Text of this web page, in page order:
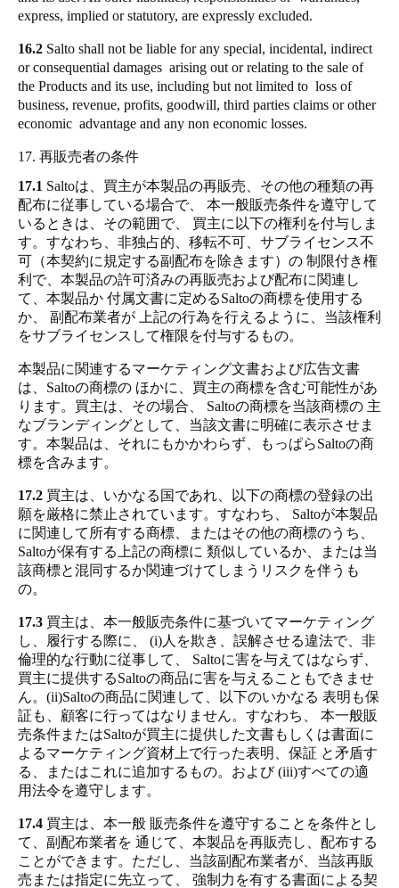
express, implied or statutory, are expressly excluded.
16.2 Salto shall not be liable for any special, incidental, indirect
or consequential damages arising out or relating to the sale of
the Products and its use, including but not limited to loss of
business, revenue, profits, goodwill, third parties claims or other
economic advantage and any non economic losses.
17. 再販売者の条件
17.1 Saltoは、買主が本製品の再販売、その他の種類の再
配布に従事している場合で、 本一般販売条件を遵守して
いるときは、その範囲で、 買主に以下の権利を付与しま
す。すなわち、非独占的、移転不可、サブライセンス不
可（本契約に規定する副配布を除きます）の 制限付き権
利で、本製品の許可済みの再販売および配布に関連し
て、本製品か 付属文書に定めるSaltoの商標を使用する
か、 副配布業者が 上記の行為を行えるように、当該権利
をサブライセンスして権限を付与するもの。
本製品に関連するマーケティング文書および広告文書
は、Saltoの商標の ほかに、買主の商標を含む可能性があ
ります。買主は、その場合、 Saltoの商標を当該商標の 主
なブランディングとして、当該文書に明確に表示させま
す。本製品は、それにもかかわらず、もっぱらSaltoの商
標を含みます。
17.2 買主は、いかなる国であれ、以下の商標の登録の出
願を厳格に禁止されています。すなわち、 Saltoが本製品
に関連して所有する商標、またはその他の商標のうち、
Saltoが保有する上記の商標に 類似しているか、または当
該商標と混同するか関連づけてしまうリスクを伴うも
の。
17.3 買主は、本一般販売条件に基づいてマーケティング
し、履行する際に、 (i)人を欺き、誤解させる違法で、非
倫理的な行動に従事して、 Saltoに害を与えてはならず、
買主に提供するSaltoの商品に害を与えることもできませ
ん。(ii)Saltoの商品に関連して、以下のいかなる 表明も保
証も、顧客に行ってはなりません。すなわち、 本一般販
売条件またはSaltoが買主に提供した文書もしくは書面に
よるマーケティング資材上で行った表明、保証 と矛盾す
る、またはこれに追加するもの。および (iii)すべての適
用法令を遵守します。
17.4 買主は、本一般 販売条件を遵守することを条件とし
て、副配布業者を 通じて、本製品を再販売し、配布する
ことができます。ただし、当該副配布業者が、当該再販
売または指定に先立って、 強制力を有する書面による契